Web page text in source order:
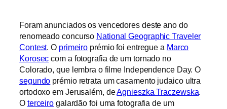
Foram anunciados os vencedores deste ano do
renomeado concurso National Geographic Traveler
Contest. O primeiro prémio foi entregue a Marco
Korosec com a fotografia de um tornado no
Colorado, que lembra o filme Independence Day. O
segundo prémio retrata um casamento judaico ultra
ortodoxo em Jerusalém, deAgnieszka Traczewska.
O terceiro galardão foi uma fotografia de um